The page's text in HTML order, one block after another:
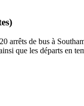
de bus à
que les départs en